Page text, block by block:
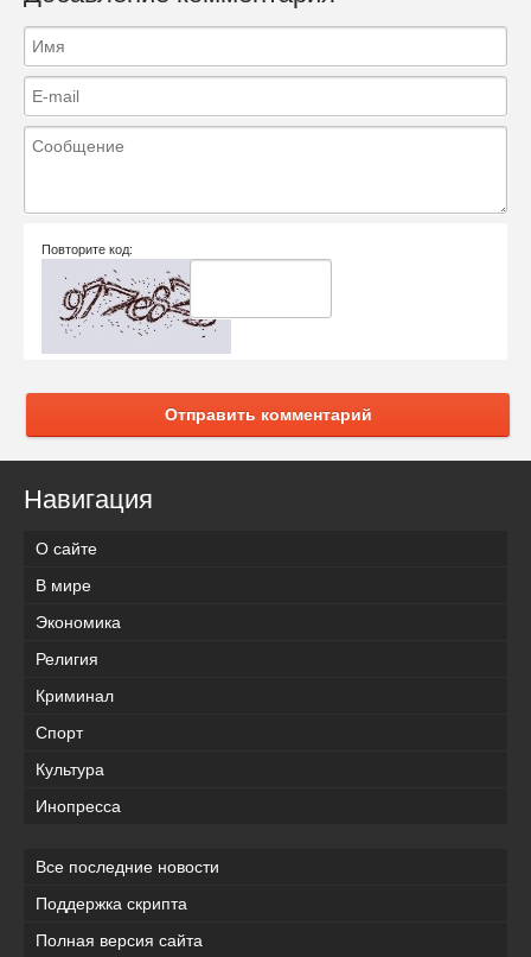
Повторите код:
Отправить комментарий
Навигация
О сайте
В мире
Экономика
Религия
Криминал
Спорт
Культура
Инопресса
Все последние новости
Поддержка скрипта
Полная версия сайта